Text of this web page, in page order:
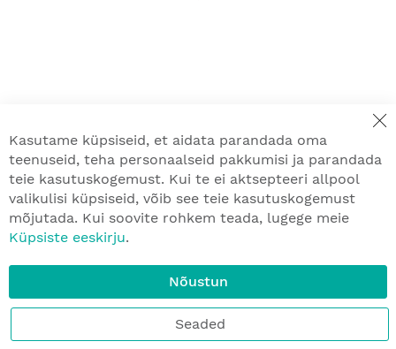
Kasutame küpsiseid, et aidata parandada oma
teenuseid, teha personaalseid pakkumisi ja parandada
teie kasutuskogemust. Kui te ei aktsepteeri allpool
valikulisi küpsiseid, võib see teie kasutuskogemust
mõjutada. Kui soovite rohkem teada, lugege meie
Küpsiste eeskirju.
Nõustun
Seaded